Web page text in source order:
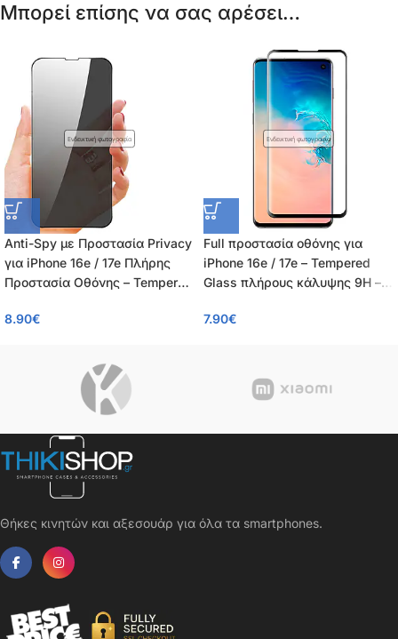
Μπορεί επίσης να σας αρέσει…
Ενδεικτική φωτογραφία
Anti-Spy με Προστασία Privacy
για iPhone 16e / 17e Πλήρης
Προστασία Οθόνης – Tempered
0.26mm
8.90€
Ενδεικτική φωτογραφία
Full προστασία οθόνης για
iPhone 16e / 17e – Tempered
Glass πλήρους κάλυψης 9H –
7.90€
Θήκες κινητών και αξεσουάρ για όλα τα smartphones.